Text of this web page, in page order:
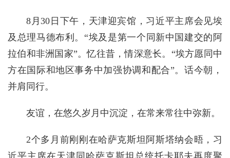
8月30日下午，天津迎宾馆，习近平主席会见埃
及总理马德布利。“埃及是第一个同新中国建交的阿
拉伯和非洲国家”。忆往昔，情深意长。“埃方愿同中
方在国际和地区事务中加强协调和配合”。话今朝，
并肩同行。
友谊，在悠久岁月中沉淀，在常来常往中弥新。
2个多月前刚刚在哈萨克斯坦阿斯塔纳会晤，习
近平主席在天津同哈萨克斯坦总统托卡耶夫再度聚